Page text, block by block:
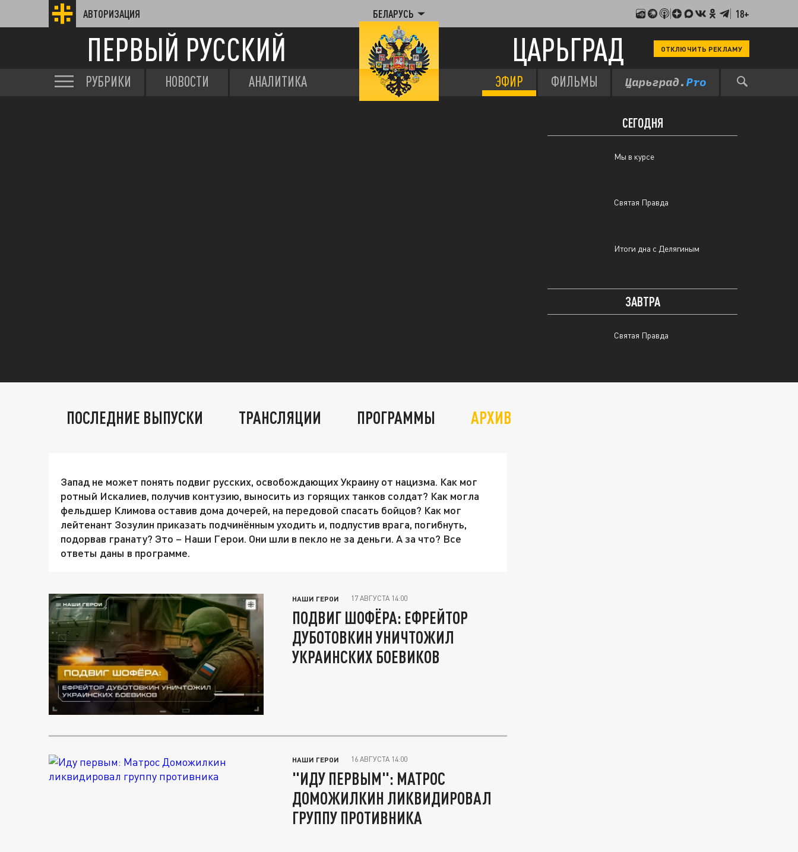
АВТОРИЗАЦИЯ БЕЛАРУСЬ 18+
ПЕРВЫЙ РУССКИЙ ЦАРЬГРАД ОТКЛЮЧИТЬ РЕКЛАМУ
РУБРИКИ НОВОСТИ АНАЛИТИКА ЭФИР ФИЛЬМЫ ВЧЕРА
Pro Важное
Итоги дна с Делягиным
СЕГОДНЯ
Мы в курсе
Святая Правда
Итоги дна с Делягиным
ЗАВТРА
Святая Правда
ПОСЛЕДНИЕ ВЫПУСКИ ТРАНСЛЯЦИИ ПРОГРАММЫ АРХИВ
Запад не может понять подвиг русских, освобождающих Украину от нацизма. Как мог
ротный Искалиев, получив контузию, выносить из горящих танков солдат? Как могла
фельдшер Климова оставив дома дочерей, на передовой спасать бойцов? Как мог
лейтенант Зозулин приказать подчинённым уходить и, подпустив врага, погибнуть,
подорвав гранату? Это – Наши Герои. Они шли в пекло не за деньги. А за что? Все
ответы даны в программе.
НАШИ ГЕРОИ 17 АВГУСТА 14:00
ПОДВИГ ШОФЁРА: ЕФРЕЙТОР
ДУБОТОВКИН УНИЧТОЖИЛ
УКРАИНСКИХ БОЕВИКОВ
НАШИ ГЕРОИ 16 АВГУСТА 14:00
"ИДУ ПЕРВЫМ": МАТРОС
ДОМОЖИЛКИН ЛИКВИДИРОВАЛ
ГРУППУ ПРОТИВНИКА